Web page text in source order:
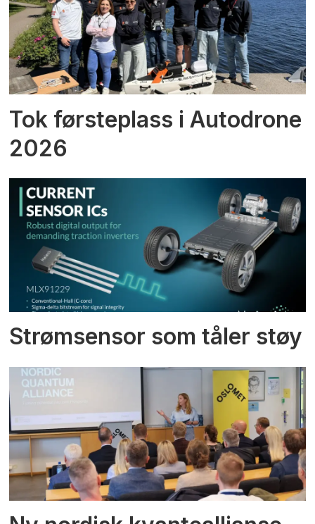
Tok førsteplass i Autodrone
2026
Strømsensor som tåler støy